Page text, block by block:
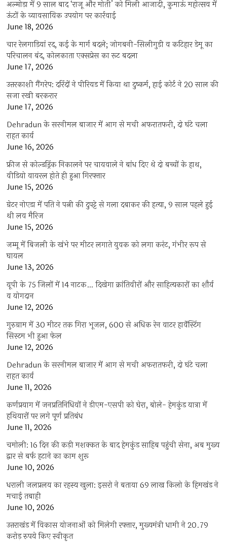
अल्मोड़ा में 9 साल बाद ‘राजू और मोती’ को मिली आजादी, कुमाऊं महोत्सव में
ऊंटों के व्यावसायिक उपयोग पर कार्रवाई
June 18, 2026
चार रेलगाड़ियां रद, कई के मार्ग बदले; जोगबनी-सिलीगुड़ी व कटिहार डेमू का
परिचालन बंद, कोलकाता एक्सप्रेस का रूट बदला
June 17, 2026
उत्तरकाशी गैंगरेप: दरिंदों ने पीरियड में किया था दुष्कर्म, हाई कोर्ट ने 20 साल की
सजा रखी बरकरार
June 17, 2026
Dehradun के सरनीमल बाजार में आग से मची अफरातफरी, दो घंटे चला
राहत कार्य
June 16, 2026
फ्रीज से कोल्डड्रिंक निकालने पर चायवाले ने बांध दिए थे दो बच्चों के हाथ,
वीडियो वायरल होते ही हुआ गिरफ्तार
June 15, 2026
ग्रेटर नोएडा में पति ने पत्नी की दुपट्टे से गला दबाकर की हत्या, 9 साल पहले हुई
थी लव मैरिज
June 15, 2026
जम्मू में बिजली के खंभे पर मीटर लगाते युवक को लगा करंट, गंभीर रूप से
घायल
June 13, 2026
यूपी के 75 जिलों में 14 नाटक… दिखेगा क्रांतिवीरों और साहित्यकारों का शौर्य
व योगदान
June 12, 2026
गुरुग्राम में 30 मीटर तक गिरा भूजल, 600 से अधिक रेन वाटर हार्वेस्टिंग
सिस्टम भी हुआ फेल
June 12, 2026
Dehradun के सरनीमल बाजार में आग से मची अफरातफरी, दो घंटे चला
राहत कार्य
June 11, 2026
कर्णप्रयाग में जनप्रतिनिधियों ने डीएम-एसपी को घेरा, बोले- हेमकुंड यात्रा में
हथियारों पर लगे पूर्ण प्रतिबंध
June 11, 2026
चमोली: 16 दिन की कड़ी मशक्कत के बाद हेमकुंड साहिब पहुंची सेना, अब मुख्य
द्वार से बर्फ हटाने का काम शुरू
June 10, 2026
धराली जलप्रलय का रहस्य खुला: इसरो ने बताया 69 लाख किलो के हिमखंड ने
मचाई तबाही
June 10, 2026
उत्तराखंड में विकास योजनाओं को मिलेगी रफ्तार, मुख्यमंत्री धामी ने 20.79
करोड़ रुपये किए स्वीकृत